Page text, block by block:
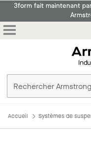
3form fait maintenant
Accueil Systèmes de